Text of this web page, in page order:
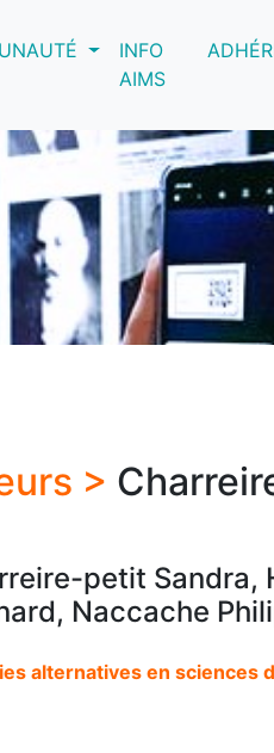
INFO
AIMS
>
petit Sandra,
Naccache
alternatives en sciences